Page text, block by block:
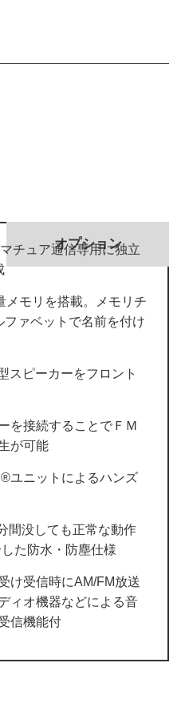
オプション
チュア通信専用に独立
メモリを搭載。メモリチ
ァベットで名前を付け
スピーカーをフロント
を接続することでＦＭ
が可能
ユニットによるハンズ
間没しても正常な動作
た防水・防塵仕様
け受信時にAM/FM放送
ィオ機器などによる音
信機能付